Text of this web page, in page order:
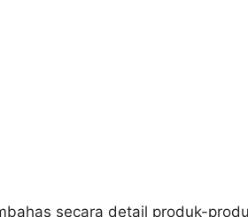
secara detail produk-